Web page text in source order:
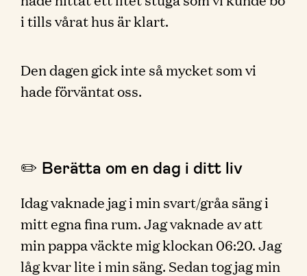
i tills vårat hus är klart.
Den dagen gick inte så mycket som vi
hade förväntat oss.
✏️ Berätta om en dag i ditt liv
Idag vaknade jag i min svart/gråa säng i
mitt egna fina rum. Jag vaknade av att
min pappa väckte mig klockan 06:20. Jag
låg kvar lite i min säng. Sedan tog jag min